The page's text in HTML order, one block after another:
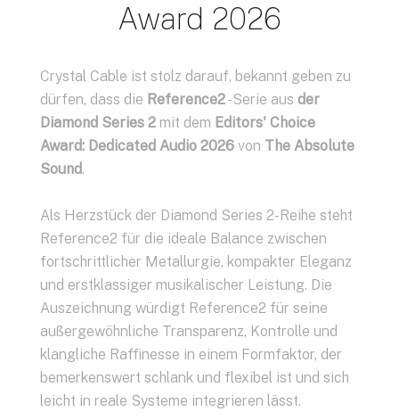
Award 2026
Crystal Cable ist stolz darauf, bekannt geben zu
dürfen, dass die Reference2-Serie aus der
Diamond Series 2 mit dem Editors' Choice
Award: Dedicated Audio 2026 von The Absolute
Sound.
Als Herzstück der Diamond Series 2-Reihe steht
Reference2 für die ideale Balance zwischen
fortschrittlicher Metallurgie, kompakter Eleganz
und erstklassiger musikalischer Leistung. Die
Auszeichnung würdigt Reference2 für seine
außergewöhnliche Transparenz, Kontrolle und
klangliche Raffinesse in einem Formfaktor, der
bemerkenswert schlank und flexibel ist und sich
leicht in reale Systeme integrieren lässt.